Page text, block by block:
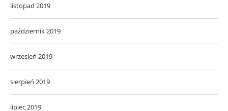
listopad 2019
październik 2019
wrzesień 2019
sierpień 2019
lipiec 2019